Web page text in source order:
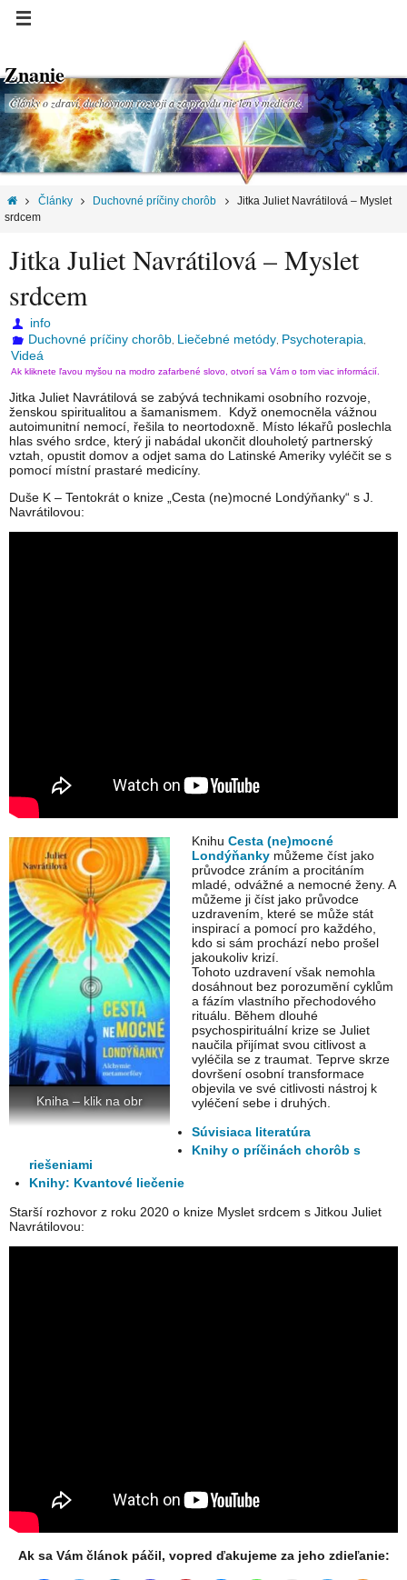
Znanie
Články o zdraví, duchovnom rozvoji a za pravdu nie len v medicíne.
Články Duchovné príčiny chorôb
Jitka Juliet Navrátilová – Myslet
srdcem
Jitka Juliet Navrátilová – Myslet
srdcem
info
Duchovné príčiny chorôb Liečebné metódy Psychoterapia
Videá
Ak kliknete ľavou myšou na modro zafarbené slovo, otvorí sa Vám o tom viac informácií.
Jitka Juliet Navrátilová se zabývá technikami osobního rozvoje,
ženskou spiritualitou a šamanismem. Když onemocněla vážnou
autoimunitní nemocí, řešila to neortodoxně. Místo lékařů poslechla
hlas svého srdce, který ji nabádal ukončit dlouholetý partnerský
vztah, opustit domov a odjet sama do Latinské Ameriky vyléčit se s
pomocí místní prastaré medicíny.
Duše K – Tentokrát o knize „Cesta (ne)mocné Londýňanky“ s J.
Navrátilovou:
Kniha – klik na obr
Knihu Cesta (ne)mocné
Londýňanky můžeme číst jako
průvodce zráním a procitáním
mladé, odvážné a nemocné ženy. A
můžeme ji číst jako průvodce
uzdravením, které se může stát
inspirací a pomocí pro každého,
kdo si sám prochází nebo prošel
jakoukoliv krizí.
Tohoto uzdravení však nemohla
dosáhnout bez porozumění cyklům
a fázím vlastního přechodového
rituálu. Během dlouhé
psychospirituální krize se Juliet
naučila přijímat svou citlivost a
vyléčila se z traumat. Teprve skrze
dovršení osobní transformace
objevila ve své citlivosti nástroj k
vyléčení sebe i druhých.
Súvisiaca literatúra
Knihy o príčinách chorôb s
riešeniami
Knihy: Kvantové liečenie
Starší rozhovor z roku 2020 o knize Myslet srdcem s Jitkou Juliet
Navrátilovou:
Ak sa Vám článok páčil, vopred ďakujeme za jeho zdieľanie: